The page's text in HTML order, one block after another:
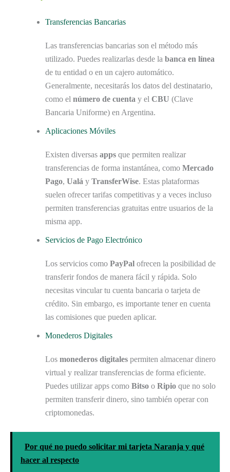
Transferencias Bancarias
Las transferencias bancarias son el método más
utilizado. Puedes realizarlas desde la banca en línea
de tu entidad o en un cajero automático.
Generalmente, necesitarás los datos del destinatario,
como el número de cuenta y el CBU (Clave
Bancaria Uniforme) en Argentina.
Aplicaciones Móviles
Existen diversas apps que permiten realizar
transferencias de forma instantánea, como Mercado
Pago, Ualá y TransferWise. Estas plataformas
suelen ofrecer tarifas competitivas y a veces incluso
permiten transferencias gratuitas entre usuarios de la
misma app.
Servicios de Pago Electrónico
Los servicios como PayPal ofrecen la posibilidad de
transferir fondos de manera fácil y rápida. Solo
necesitas vincular tu cuenta bancaria o tarjeta de
crédito. Sin embargo, es importante tener en cuenta
las comisiones que pueden aplicar.
Monederos Digitales
Los monederos digitales permiten almacenar dinero
virtual y realizar transferencias de forma eficiente.
Puedes utilizar apps como Bitso o Ripio que no solo
permiten transferir dinero, sino también operar con
criptomonedas.
Por qué no puedo solicitar mi tarjeta Naranja y qué
hacer al respecto